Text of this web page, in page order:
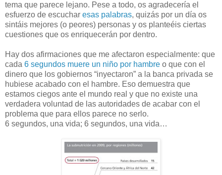
tema que parece lejano. Pese a todo, os agradecería el
esfuerzo de escuchar esas palabras, quizás por un día os
sintáis mejores (o peores) personas y os planteéis ciertas
cuestiones que os enriquecerán por dentro.
Hay dos afirmaciones que me afectaron especialmente: que
cada 6 segundos muere un niño por hambre o que con el
dinero que los gobiernos “inyectaron” a la banca privada se
hubiese acabado con el hambre. Eso demuestra que
estamos ciegos ante el mundo real y que no existe una
verdadera voluntad de las autoridades de acabar con el
problema que para ellos parece no serlo.
6 segundos, una vida; 6 segundos, una vida…